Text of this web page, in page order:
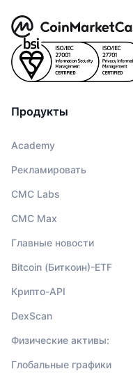
Продукты
Academy
Рекламировать
CMC Labs
CMC Max
Главные новости
Bitcoin (Биткоин)-ETF
Крипто-API
DexScan
Физические активы:
Глобальные графики